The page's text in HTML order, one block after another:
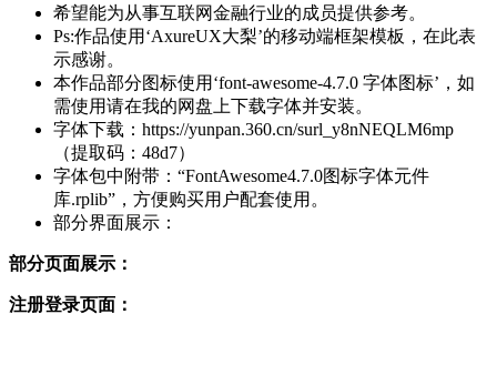
希望能为从事互联网金融行业的成员提供参考。
Ps:作品使用‘AxureUX大梨’的移动端框架模板，在此表
示感谢。
本作品部分图标使用‘font-awesome-4.7.0 字体图标’，如
需使用请在我的网盘上下载字体并安装。
字体下载：https://yunpan.360.cn/surl_y8nNEQLM6mp
（提取码：48d7）
字体包中附带：“FontAwesome4.7.0图标字体元件
库.rplib”，方便购买用户配套使用。
部分界面展示：
部分页面展示：
注册登录页面：